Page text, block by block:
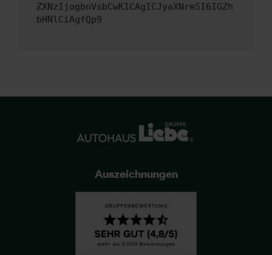
ZXNzIjogbnVsbCwKICAgICJyaXNreSI6IGZh
bHNlCiAgfQp9
Auszeichnungen